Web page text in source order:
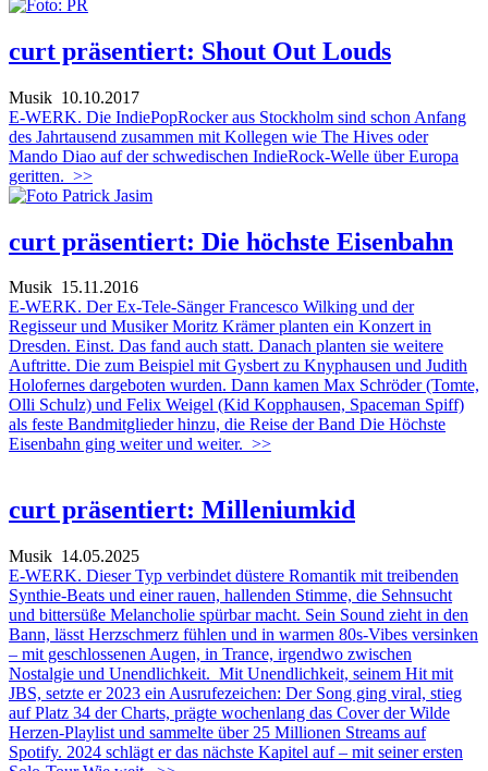
curt präsentiert: Shout Out Louds
Musik 10.10.2017
E-WERK. Die IndiePopRocker aus Stockholm sind schon Anfang
des Jahrtausend zusammen mit Kollegen wie The Hives oder
Mando Diao auf der schwedischen IndieRock-Welle über Europa
geritten. >>
curt präsentiert: Die höchste Eisenbahn
Musik 15.11.2016
E-WERK. Der Ex-Tele-Sänger Francesco Wilking und der
Regisseur und Musiker Moritz Krämer planten ein Konzert in
Dresden. Einst. Das fand auch statt. Danach planten sie weitere
Auftritte. Die zum Beispiel mit Gysbert zu Knyphausen und Judith
Holofernes dargeboten wurden. Dann kamen Max Schröder (Tomte,
Olli Schulz) und Felix Weigel (Kid Kopphausen, Spaceman Spiff)
als feste Bandmitglieder hinzu, die Reise der Band Die Höchste
Eisenbahn ging weiter und weiter. >>
curt präsentiert: Milleniumkid
Musik 14.05.2025
E-WERK. Dieser Typ verbindet düstere Romantik mit treibenden
Synthie-Beats und einer rauen, hallenden Stimme, die Sehnsucht
und bittersüße Melancholie spürbar macht. Sein Sound zieht in den
Bann, lässt Herzschmerz fühlen und in warmen 80s-Vibes versinken
– mit geschlossenen Augen, in Trance, irgendwo zwischen
Nostalgie und Unendlichkeit. Mit Unendlichkeit, seinem Hit mit
JBS, setzte er 2023 ein Ausrufezeichen: Der Song ging viral, stieg
auf Platz 34 der Charts, prägte wochenlang das Cover der Wilde
Herzen-Playlist und sammelte über 25 Millionen Streams auf
Spotify. 2024 schlägt er das nächste Kapitel auf – mit seiner ersten